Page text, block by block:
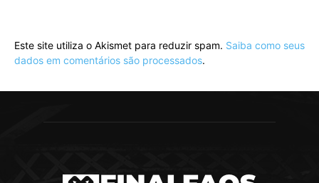
Este site utiliza o Akismet para reduzir spam. Saiba como seus
dados em comentários são processados.